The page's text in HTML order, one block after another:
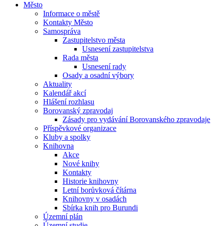
Město
Informace o městě
Kontakty Město
Samospráva
Zastupitelstvo města
Usnesení zastupitelstva
Rada města
Usnesení rady
Osady a osadní výbory
Aktuality
Kalendář akcí
Hlášení rozhlasu
Borovanský zpravodaj
Zásady pro vydávání Borovanského zpravodaje
Příspěvkové organizace
Kluby a spolky
Knihovna
Akce
Nové knihy
Kontakty
Historie knihovny
Letní borůvková čítárna
Knihovny v osadách
Sbírka knih pro Burundi
Územní plán